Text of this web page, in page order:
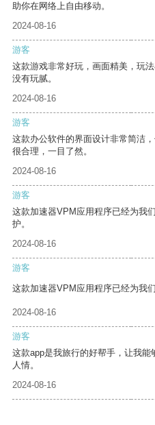
助你在网络上自由移动。
2024-08-16
游客
这款游戏非常好玩，画面精美，玩
没有玩腻。
2024-08-16
游客
这款办公软件的界面设计非常简洁
很合理，一目了然。
2024-08-16
游客
这款加速器VPM应用程序已经为我
护。
2024-08-16
游客
这款加速器VPM应用程序已经为我
2024-08-16
游客
这款app是我旅行的好帮手，让我
人情。
2024-08-16